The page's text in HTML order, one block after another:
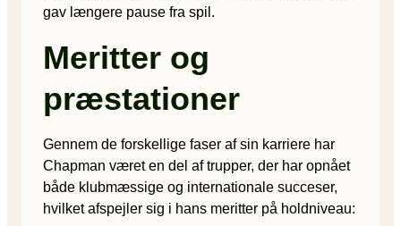
gav længere pause fra spil.
Meritter og
præstationer
Gennem de forskellige faser af sin karriere har
Chapman været en del af trupper, der har opnået
både klubmæssige og internationale succeser,
hvilket afspejler sig i hans meritter på holdniveau: